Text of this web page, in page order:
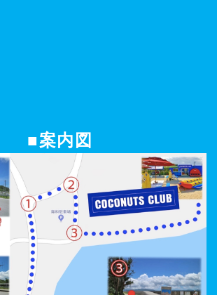
■案内図